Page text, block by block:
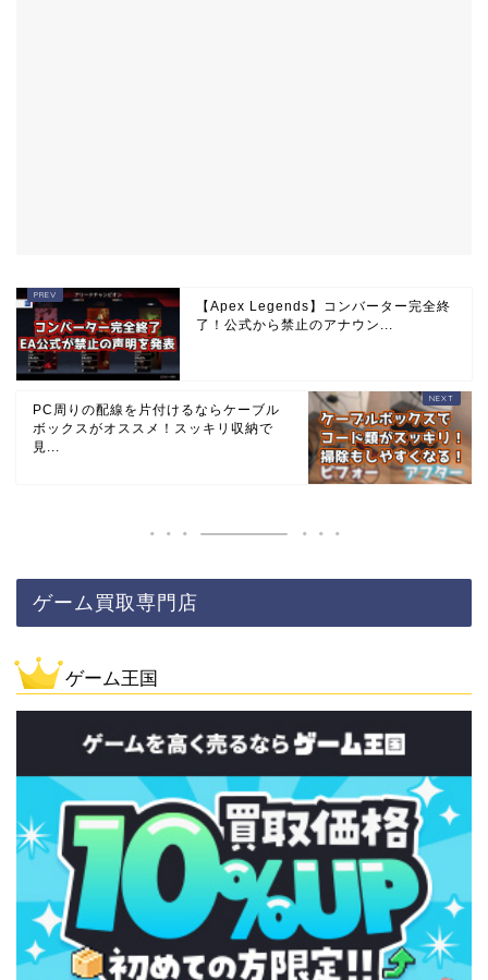
【Apex Legends】コンバーター完全終
了！公式から禁止のアナウン...
PC周りの配線を片付けるならケーブル
ボックスがオススメ！スッキリ収納で
見...
ゲーム買取専門店
ゲーム王国